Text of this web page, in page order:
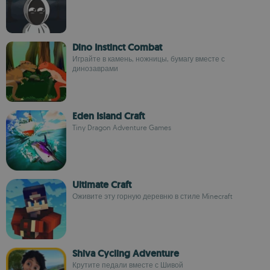
Dino Instinct Combat
Играйте в камень, ножницы, бумагу вместе с
динозаврами
Eden Island Craft
Tiny Dragon Adventure Games
Ultimate Craft
Оживите эту горную деревню в стиле Minecraft
Shiva Cycling Adventure
Крутите педали вместе с Шивой